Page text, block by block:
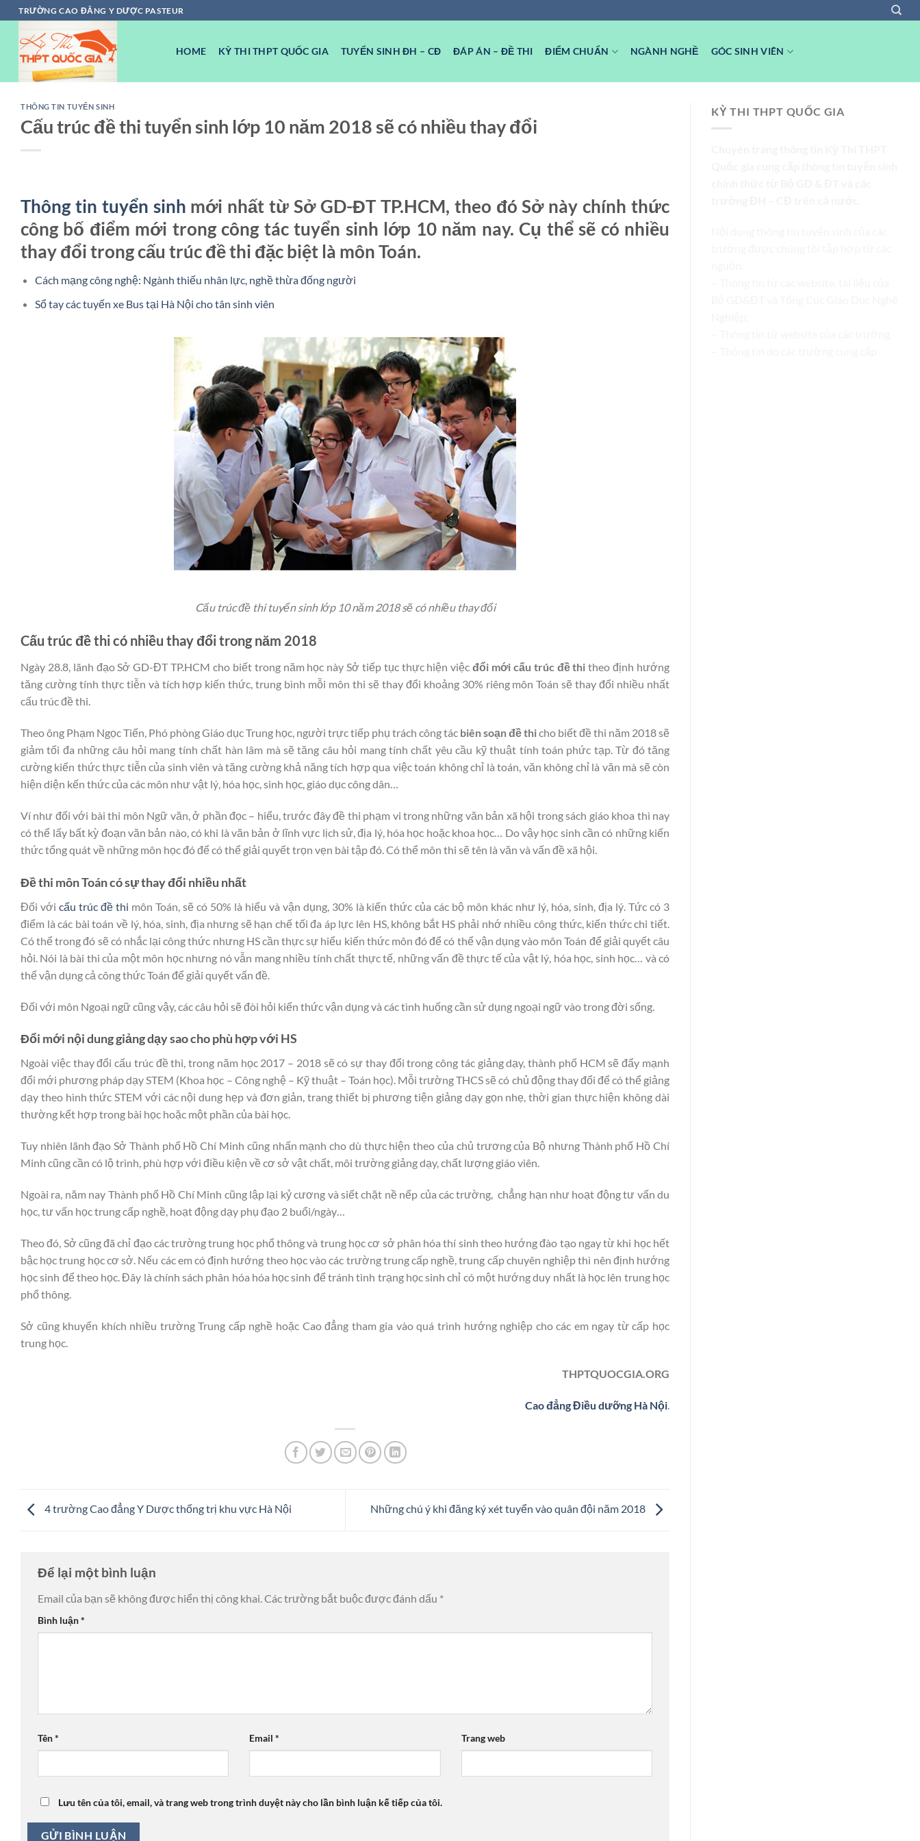
Chuyển
đến
dung
TRƯỜNG CAO ĐẲNG Y DƯỢC PASTEUR
HOME KỲ THI THPT QUỐC GIA TUYỂN SINH ĐH – CĐ ĐÁP ÁN – ĐỀ THI ĐIỂM CHUẨN NGÀNH NGHỀ GÓC SINH VIÊN
THÔNG TIN TUYỂN SINH
Cấu trúc đề thi tuyển sinh lớp 10 năm 2018 sẽ có nhiều thay đổi
Thông tin tuyển sinh mới nhất từ Sở GD-ĐT TP.HCM, theo đó Sở này chính thức
công bố điểm mới trong công tác tuyển sinh lớp 10 năm nay. Cụ thể sẽ có nhiều
thay đổi trong cấu trúc đề thi đặc biệt là môn Toán.
Cách mạng công nghệ: Ngành thiếu nhân lực, nghề thừa đống người
Sổ tay các tuyến xe Bus tại Hà Nội cho tân sinh viên
Cấu trúc đề thi tuyển sinh lớp 10 năm 2018 sẽ có nhiều thay đổi
Cấu trúc đề thi có nhiều thay đổi trong năm 2018
Ngày 28.8, lãnh đạo Sở GD-ĐT TP.HCM cho biết trong năm học này Sở tiếp tục thực hiện việcđổi mới cấu trúc đề thi theo định hướng
tăng cường tính thực tiễn và tích hợp kiến thức, trung bình mỗi môn thi sẽ thay đổi khoảng 30% riêng môn Toán sẽ thay đổi nhiều nhất
cấu trúc đề thi.
Theo ông Phạm Ngọc Tiến, Phó phòng Giáo dục Trung học, người trực tiếp phụ trách công tác biên soạn đề thicho biết đề thi năm 2018 sẽ
giảm tối đa những câu hỏi mang tính chất hàn lâm mà sẽ tăng câu hỏi mang tính chất yêu cầu kỹ thuật tính toán phức tạp. Từ đó tăng
cường kiến thức thực tiễn của sinh viên và tăng cường khả năng tích hợp qua việc toán không chỉ là toán, văn không chỉ là văn mà sẽ còn
hiện diện kến thức của các môn như vật lý, hóa học, sinh học, giáo dục công dân…
Ví như đối với bài thi môn Ngữ văn, ở phần đọc – hiểu, trước đây đề thi phạm vi trong những văn bản xã hội trong sách giáo khoa thì nay
có thể lấy bất kỳ đoạn văn bản nào, có khi là văn bản ở lĩnh vực lịch sử, địa lý, hóa học hoặc khoa học… Do vậy học sinh cần có những kiến
thức tổng quát về những môn học đó để có thể giải quyết trọn vẹn bài tập đó. Có thể môn thi sẽ tên là văn và vấn đề xã hội.
Đề thi môn Toán có sự thay đổi nhiều nhất
Đối với cấu trúc đề thi môn Toán, sẽ có 50% là hiểu và vận dụng, 30% là kiến thức của các bộ môn khác như lý, hóa, sinh, địa lý. Tức có 3
điểm là các bài toán về lý, hóa, sinh, địa nhưng sẽ hạn chế tối đa áp lực lên HS, không bắt HS phải nhớ nhiều công thức, kiến thức chi tiết.
Có thể trong đó sẽ có nhắc lại công thức nhưng HS cần thực sự hiểu kiến thức môn đó để có thể vận dụng vào môn Toán để giải quyết câu
hỏi. Nói là bài thi của một môn học nhưng nó vẫn mang nhiều tính chất thực tế, những vấn đề thực tế của vật lý, hóa học, sinh học… và có
thể vận dụng cả công thức Toán để giải quyết vấn đề.
Đối với môn Ngoại ngữ cũng vậy, các câu hỏi sẽ đòi hỏi kiến thức vận dụng và các tình huống cần sử dụng ngoại ngữ vào trong đời sống.
Đổi mới nội dung giảng dạy sao cho phù hợp với HS
Ngoài việc thay đổi cấu trúc đề thi, trong năm học 2017 – 2018 sẽ có sự thay đổi trong công tác giảng dạy, thành phố HCM sẽ đẩy mạnh
đổi mới phương pháp dạy STEM (Khoa học – Công nghệ – Kỹ thuật – Toán học). Mỗi trường THCS sẽ có chủ động thay đổi để có thể giảng
dạy theo hình thức STEM với các nội dung hẹp và đơn giản, trang thiết bị phương tiện giảng dạy gọn nhẹ, thời gian thực hiện không dài
thường kết hợp trong bài học hoặc một phần của bài học.
Tuy nhiên lãnh đạo Sở Thành phố Hồ Chí Minh cũng nhấn mạnh cho dù thực hiện theo của chủ trương của Bộ nhưng Thành phố Hồ Chí
Minh cũng cần có lộ trình, phù hợp với điều kiện về cơ sở vật chất, môi trường giảng dạy, chất lượng giáo viên.
Ngoài ra, năm nay Thành phố Hồ Chí Minh cũng lập lại kỷ cương và siết chặt nề nếp của các trường, chẳng hạn như hoạt động tư vấn du
học, tư vấn học trung cấp nghề, hoạt động dạy phụ đạo 2 buổi/ngày…
Theo đó, Sở cũng đã chỉ đạo các trường trung học phổ thông và trung học cơ sở phân hóa thí sinh theo hướng đào tạo ngay từ khi học hết
bậc học trung học cơ sở. Nếu các em có định hướng theo học vào các trường trung cấp nghề, trung cấp chuyên nghiệp thì nên định hướng
học sinh để theo học. Đây là chính sách phân hóa hóa học sinh để tránh tình trạng học sinh chỉ có một hướng duy nhất là học lên trung học
phổ thông.
Sở cũng khuyến khích nhiều trường Trung cấp nghề hoặc Cao đẳng tham gia vào quá trình hướng nghiệp cho các em ngay từ cấp học
trung học.
THPTQUOCGIA.ORG
Cao đẳng Điều dưỡng Hà Nội.
4 trường Cao đẳng Y Dược thống trị khu vực Hà Nội Những chú ý khi đăng ký xét tuyển vào quân đội năm 2018
Để lại một bình luận
Email của bạn sẽ không được hiển thị công khai.Các trường bắt buộc được đánh dấu *
Bình luận*
Tên* Email* Trang web
Lưu tên của tôi, email, và trang web trong trình duyệt này cho lần bình luận kế tiếp của tôi.
KỲ THI THPT QUỐC GIA